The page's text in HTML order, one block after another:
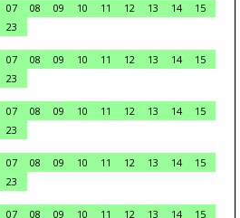
07 08 09 10 11 12 13 14
15
23
07 08 09 10 11 12 13 14
15
23
07 08 09 10 11 12 13 14
15
23
07 08 09 10 11 12 13 14
15
23
07 08 09 10 11 12 13 14
15